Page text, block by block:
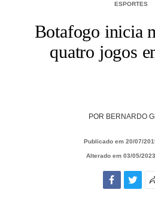
ESPORTES
Botafogo inicia
quatro jogos
POR BERNARDO
Publicado em 20/07/
Alterado em 03/05/